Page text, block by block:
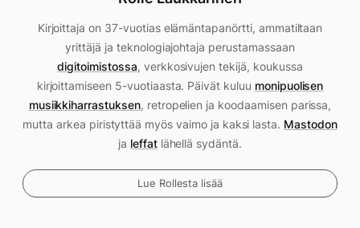
Kirjoittaja on 37-vuotias elämäntapanörtti, ammatiltaan
yrittäjä ja teknologiajohtaja perustamassaan
digitoimistossa, verkkosivujen tekijä, koukussa
kirjoittamiseen 5-vuotiaasta. Päivät kuluu monipuolisen
musiikkiharrastuksen, retropelien ja koodaamisen parissa,
mutta arkea piristyttää myös vaimo ja kaksi lasta. Mastodon
ja leffatlähellä sydäntä.
Lue Rollesta lisää